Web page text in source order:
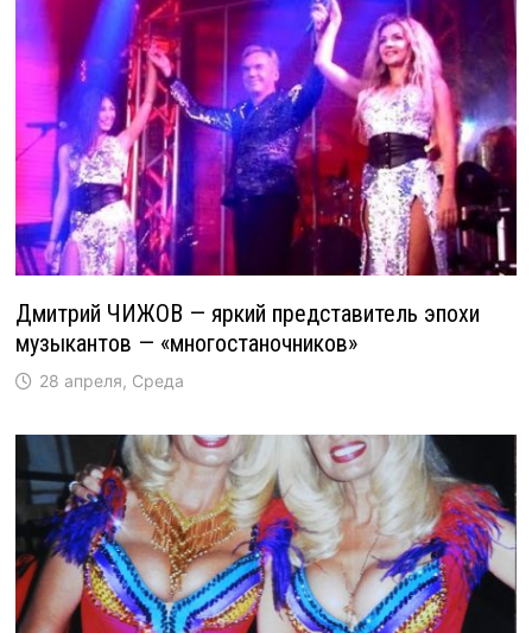
Дмитрий ЧИЖОВ — яркий представитель эпохи
музыкантов — «многостаночников»
28 апреля, Среда